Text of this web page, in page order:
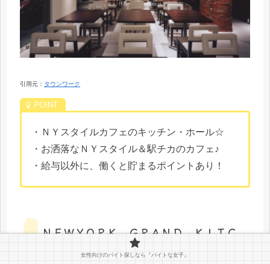
引用元： タウンワーク
・ＮＹスタイルカフェのキッチン・ホール☆
・お洒落なＮＹスタイル＆駅チカのカフェ♪
・給与以外に、働くと貯まるポイントあり！
ＮＥＷＹＯＲＫ ＧＲＡＮＤ ＫＩＴＣ
ＨＥＮ 仙台の店舗情報
女性向けのバイト探しなら『バイトな女子』